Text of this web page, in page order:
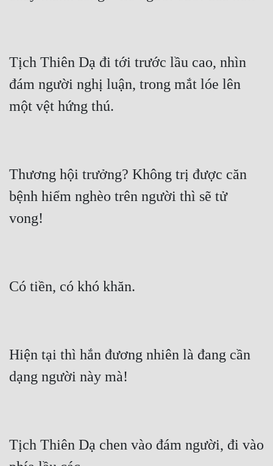
Tịch Thiên Dạ đi tới trước lầu cao, nhìn
đám người nghị luận, trong mắt lóe lên
Thương hội trưởng? Không trị được căn
bệnh hiểm nghèo trên người thì sẽ tử
Hiện tại thì hắn đương nhiên là đang cần
Tịch Thiên Dạ chen vào đám người, đi vào